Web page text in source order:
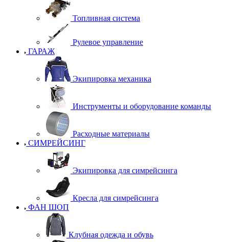
Топливная система
Рулевое управление
ГАРАЖ
Экипировка механика
Инструменты и оборудование команды
Расходные материалы
СИМРЕЙСИНГ
Экипировка для симрейсинга
Кресла для симрейсинга
ФАН ШОП
Клубная одежда и обувь